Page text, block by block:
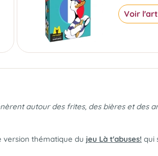
Voir
autour des frites, des bières et des
version thématique du jeu Là t'abuses! qui